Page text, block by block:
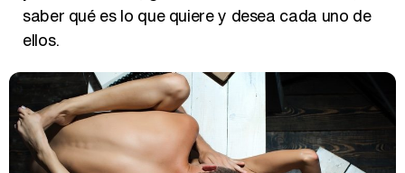
saber qué es lo que quiere y desea cada uno de
ellos.